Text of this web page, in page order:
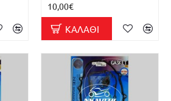
10,00€
ΚΑΛΆΘΙ